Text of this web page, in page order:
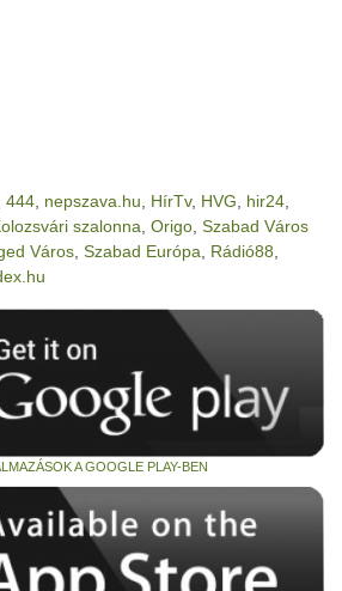
444 nepszava.hu HírTv, HVG hir24
szalonna Origo Szabad Város
Város Szabad Európa Rádió88
A GOOGLE PLAY-BEN